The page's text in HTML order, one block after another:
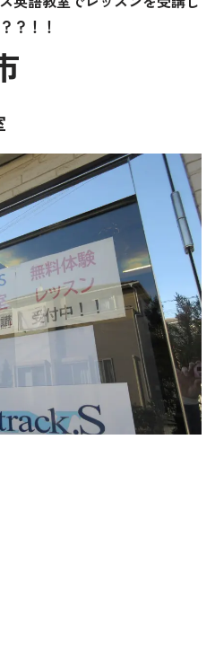
？！！